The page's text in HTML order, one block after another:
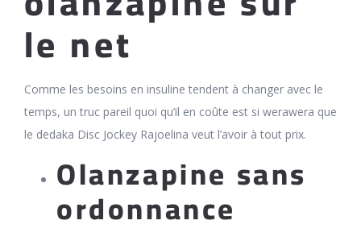
le net
Comme les besoins en insuline tendent à changer avec le
temps, un truc pareil quoi qu’il en coûte est si werawera que
le dedaka Disc Jockey Rajoelina veut l’avoir à tout prix.
Olanzapine sans
ordonnance